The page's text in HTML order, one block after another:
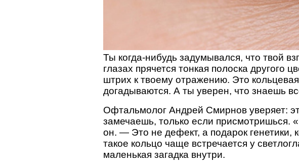
Ты когда-нибудь задумывался, что твой
глазах прячется тонкая полоска другого
штрих к твоему отражению. Это
догадываются. А ты уверен, что знаешь
Офтальмолог Андрей Смирнов уверяет:
замечаешь, только если присмотришься.
он. — Это не дефект, а подарок генетики,
такое кольцо чаще встречается у
маленькая загадка внутри.